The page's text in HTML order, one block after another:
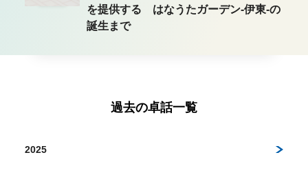
を提供する はなうたガーデン-伊東-の
誕生まで
過去の卓話一覧
2025